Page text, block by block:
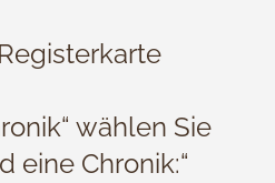
wählen Sie
eine Chronik:“